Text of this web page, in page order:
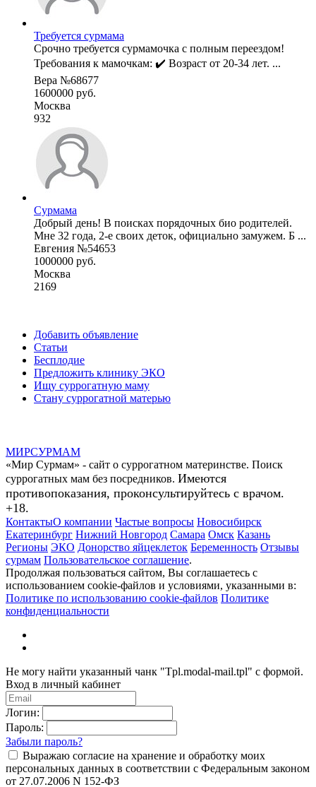
Требуется сурмама
Срочно требуется сурмамочка с полным переездом!
Требования к мамочкам: ✔️ Возраст от 20-34 лет. ...
Вера №68677
1600000 руб.
Москва
932
Сурмама
Добрый день! В поисках порядочных био родителей.
Мне 32 года, 2-е своих деток, официально замужем. Б ...
Евгения №54653
1000000 руб.
Москва
2169
Добавить объявление
Статьи
Бесплодие
Предложить клинику ЭКО
Ищу суррогатную маму
Стану суррогатной матерью
МИРСУРМАМ
«Мир Сурмам» - сайт о суррогатном материнстве. Поиск
суррогатных мам без посредников. Имеются
противопоказания, проконсультируйтесь с врачом.
+18.
КонтактыО компании Частые вопросы Новосибирск
Екатеринбург Нижний Новгород Самара Омск Казань
Регионы ЭКО Донорство яйцеклеток Беременность Отзывы
сурмам Пользовательское соглашение.
Продолжая пользоваться сайтом, Вы соглашаетесь с
использованием cookie-файлов и условиями, указанными в:
Политике по использованию cookie-файлов Политике
конфиденциальности
Не могу найти указанный чанк "Tpl.modal-mail.tpl" с формой.
Вход в личный кабинет
Логин:
Пароль:
Забыли пароль?
Выражаю согласие на хранение и обработку моих
персональных данных в соответствии с Федеральным законом
от 27.07.2006 N 152-ФЗ